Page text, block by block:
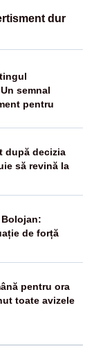
dur
semnal
pentru
după decizia
să revină la
Bolojan:
de forță
pentru ora
toate avizele